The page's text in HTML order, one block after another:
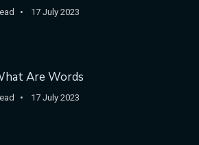
17 July 2023
Are Words
17 July 2023